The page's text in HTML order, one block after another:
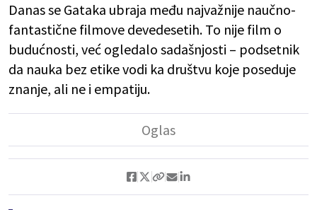
Danas se Gataka ubraja među najvažnije naučno-
fantastične filmove devedesetih. To nije film o
budućnosti, već ogledalo sadašnjosti – podsetnik
da nauka bez etike vodi ka društvu koje poseduje
znanje, ali ne i empatiju.